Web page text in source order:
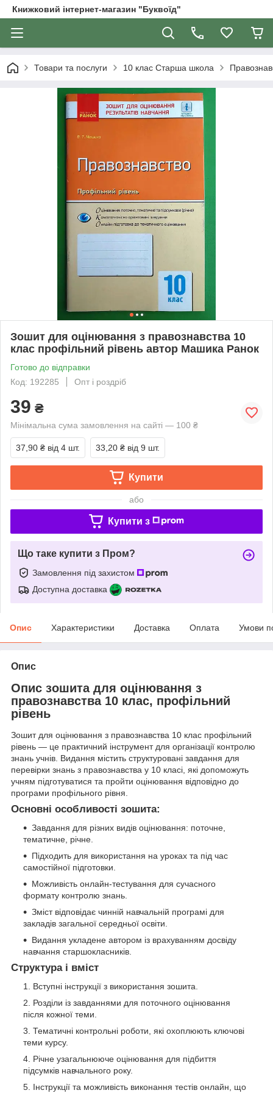
Книжковий інтернет-магазин "Буквоїд"
Товари та послуги 10 клас Старша школа
Зошит для оцінювання з правознавства 10
клас профільний рівень автор Машика Ранок
Готово до відправки
Код: 192285
Опт і роздріб
39 ₴
Мінімальна сума замовлення на сайті — 100 ₴
37,90 ₴ від 4 шт. 33,20 ₴ від 9 шт.
Купити
або
Купити з
Що таке купити з Пром?
Замовлення під захистом
Доступна доставка
Опис Характеристики Доставка Оплата Умови
Опис
Опис зошита для оцінювання з
правознавства 10 клас, профільний
рівень
Зошит для оцінювання з правознавства 10 клас профільний
рівень — це практичний інструмент для організації контролю
знань учнів. Видання містить структуровані завдання для
перевірки знань з правознавства у 10 класі, які допоможуть
учням підготуватися та пройти оцінювання відповідно до
програми профільного рівня.
Основні особливості зошита:
Завдання для різних видів оцінювання: поточне,
тематичне, річне.
Підходить для використання на уроках та під час
самостійної підготовки.
Можливість онлайн-тестування для сучасного
формату контролю знань.
Зміст відповідає чинній навчальній програмі для
закладів загальної середньої освіти.
Видання укладене автором із врахуванням досвіду
навчання старшокласників.
Структура і вміст
Вступні інструкції з використання зошита.
Розділи із завданнями для поточного оцінювання
після кожної теми.
Тематичні контрольні роботи, які охоплюють ключові
теми курсу.
Річне узагальнююче оцінювання для підбиття
підсумків навчального року.
Інструкції та можливість виконання тестів онлайн, що